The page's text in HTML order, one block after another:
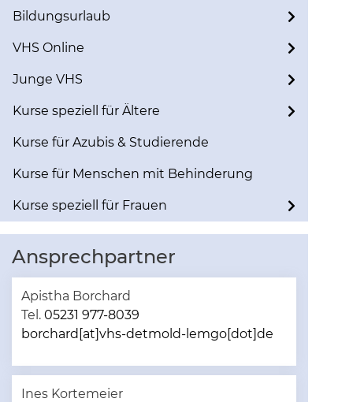
Bildungsurlaub
VHS Online
Junge VHS
Kurse speziell für Ältere
Kurse für Azubis & Studierende
Kurse für Menschen mit Behinderung
Kurse speziell für Frauen
Ansprechpartner
Apistha Borchard
Tel. 05231 977-8039
borchard[at]vhs-detmold-lemgo[dot]de
Ines Kortemeier